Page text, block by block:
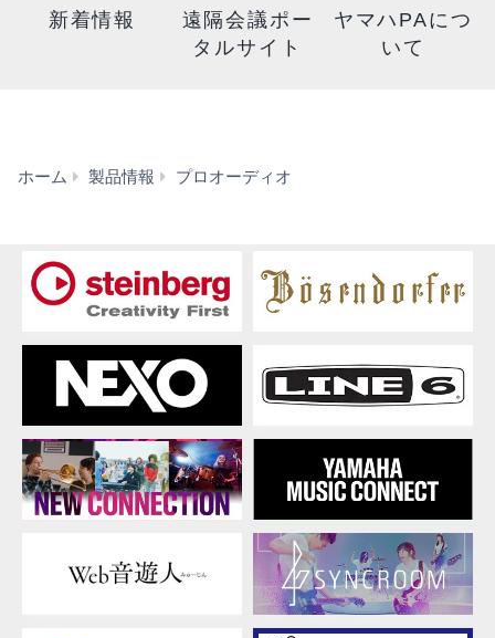
新着情報
遠隔会議ポー
タルサイト
ヤマハPAにつ
いて
ホーム 製品情報 プロオーディオ
サ
「体
型
向
け
音
響
ソ
リ
ュ